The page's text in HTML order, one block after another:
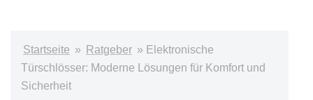
Startseite » Ratgeber » Elektronische
Türschlösser: Moderne Lösungen für Komfort und
Sicherheit